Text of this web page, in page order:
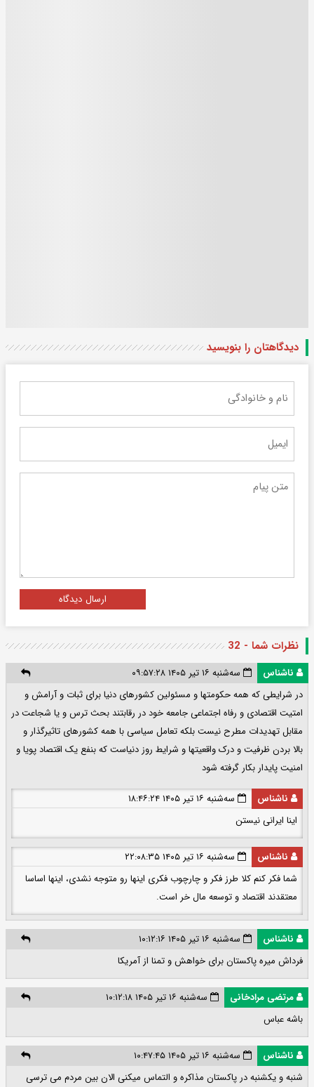
دیدگاهتان را بنویسید
ارسال دیدگاه
نظرات شما - 32
ناشناس
سه‌شنبه ۱۶ تیر ۱۴۰۵ ۰۹:۵۷:۲۸
در شرایطی که همه حکومتها و مسئولین کشورهای دنیا برای ثبات و آرامش و
امتیت اقتصادی و رفاه اجتماعی جامعه خود در رقابتند بحث ترس و یا شجاعت در
مقابل تهدیدات مطرح نیست بلکه تعامل سیاسی با همه کشورهای تاثیرگذار و
بالا بردن ظرفیت و درک واقعیتها و شرایط روز دنیاست که بنفع یک اقتصاد پویا و
امنیت پایدار بکار گرفته شود
ناشناس
سه‌شنبه ۱۶ تیر ۱۴۰۵ ۱۸:۴۶:۲۴
اینا ایرانی نیستن
ناشناس
سه‌شنبه ۱۶ تیر ۱۴۰۵ ۲۲:۰۸:۳۵
شما فکر کنم کلا طرز فکر و چارچوب فکری اینها رو متوجه نشدی، اینها اساسا
معتقدند اقتصاد و توسعه مال خر است.
ناشناس
سه‌شنبه ۱۶ تیر ۱۴۰۵ ۱۰:۱۲:۱۶
فرداش میره پاکستان برای خواهش و تمنا از آمریکا
مرتضی مرادخانی
سه‌شنبه ۱۶ تیر ۱۴۰۵ ۱۰:۱۲:۱۸
باشه عباس
ناشناس
سه‌شنبه ۱۶ تیر ۱۴۰۵ ۱۰:۴۷:۴۵
شنبه و یکشنبه در پاکستان مذاکره و التماس میکنی الان بین مردم می ترسی